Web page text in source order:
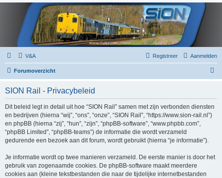
V&A Aanmelden
Registreer
Forumoverzicht
SION Rail - Privacybeleid
Dit beleid legt in detail uit hoe “SION Rail” samen met zijn verbonden diensten
en bedrijven (hierna “wij”, “ons”, “onze”, “SION Rail”, “https://www.sion-rail.nl”)
en phpBB (hierna “zij”, “hun”, “zijn”, “phpBB-software”, “www.phpbb.com”,
“phpBB Limited”, “phpBB-teams”) de informatie die wordt verzameld
gedurende een bezoek aan dit forum, wordt gebruikt (hierna “je informatie”).
Je informatie wordt op twee manieren verzameld. De eerste manier is door het
gebruik van zogenaamde cookies. De phpBB-software maakt meerdere
cookies aan (kleine tekstbestanden die naar de tijdelijke internetbestanden